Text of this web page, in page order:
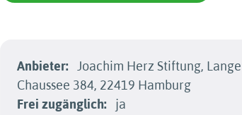
Anbieter:
Joachim Herz Stiftung,
Chaussee 384, 22419 Hamburg
Frei zugänglich:
ja